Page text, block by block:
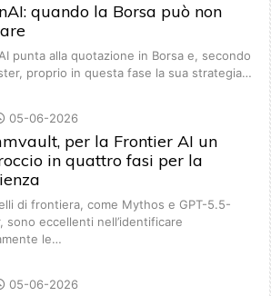
quando la Borsa può non
punta alla quotazione in Borsa e, secondo
proprio in questa fase la sua strategia…
05-06-2026
per la Frontier AI un
in quattro fasi per la
di frontiera, come Mythos e GPT-5.5-
sono eccellenti nell’identificare
le…
05-06-2026